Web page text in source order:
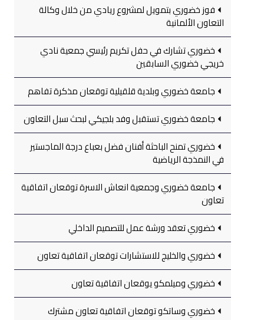
فوز خضوري بتمويل لمشروع ريادي من خلال وكالة
التعاون الألمانية
خضوري تشارك في حفل تكريم رئيسي جمعية نادي
خريجي خضوري السابقين
جامعة خضوري وبلدية قلقيلية توقعان مذكرة تفاهم
جامعة خضوري تستقبل وفد بلجيكي لبحث سبل التعاون
خضوري تمنح الباحثة أفنان فضل بعباع درجة الماجستير
في النمذجة الرياضية
جامعة خضوري وجمعية انعاش الاسرة توقعان اتفاقية
تعاون
خضوري تعقد ورشة عمل للتصميم الداخلي
خضوري والخليج للاستشارات توقعان اتفاقية تعاون
خضوري وميلمكو يوقعان اتفاقية تعاون
خضوري وساتكو توقعان اتفاقية تعاون مشترك